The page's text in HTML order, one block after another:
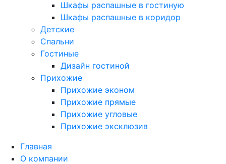
Шкафы распашные в гостиную
Шкафы распашные в коридор
Детские
Спальни
Гостиные
Дизайн гостиной
Прихожие
Прихожие эконом
Прихожие прямые
Прихожие угловые
Прихожие эксклюзив
Главная
О компании